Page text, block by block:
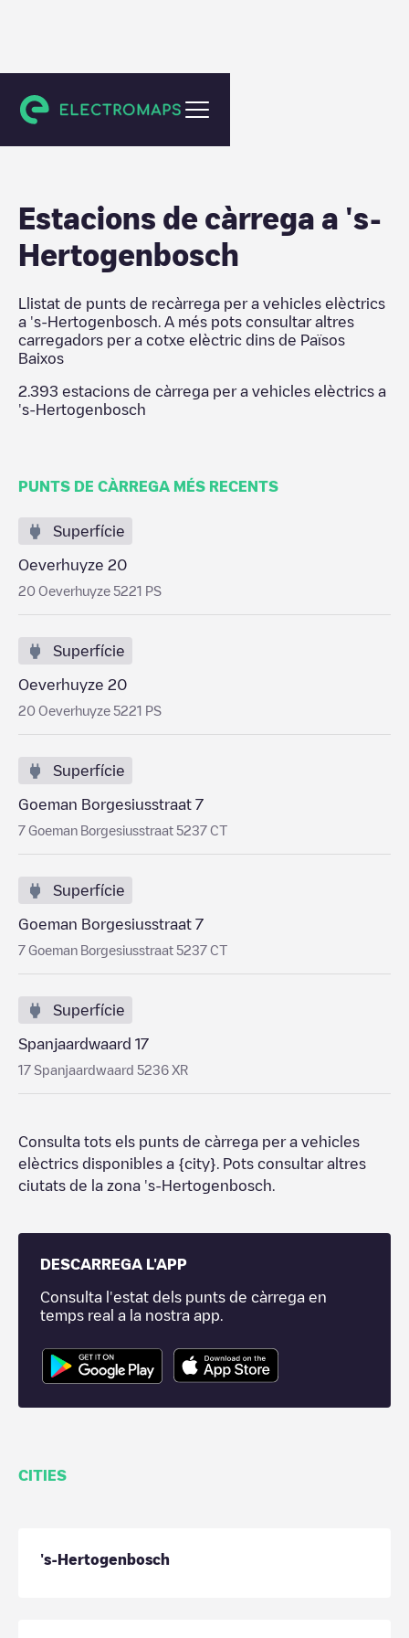
Països Baixos
Estacions de càrrega a 's-
Hertogenbosch
Llistat de punts de recàrrega per a vehicles elèctrics
a 's-Hertogenbosch . A més pots consultar altres
carregadors per a cotxe elèctric dins de Països
Baixos
2.393 estacions de càrrega per a vehicles elèctrics a
's-Hertogenbosch
PUNTS DE CÀRREGA MÉS RECENTS
Superfície
Oeverhuyze 20
20 Oeverhuyze 5221 PS
Superfície
Oeverhuyze 20
20 Oeverhuyze 5221 PS
Superfície
Goeman Borgesiusstraat 7
7 Goeman Borgesiusstraat 5237 CT
Superfície
Goeman Borgesiusstraat 7
7 Goeman Borgesiusstraat 5237 CT
Superfície
Spanjaardwaard 17
17 Spanjaardwaard 5236 XR
Consulta tots els punts de càrrega per a vehicles
elèctrics disponibles a {city} . Pots consultar altres
ciutats de la zona 's-Hertogenbosch
DESCARREGA L'APP
Consulta l'estat dels punts de càrrega en
temps real a la nostra app.
CITIES
's-Hertogenbosch